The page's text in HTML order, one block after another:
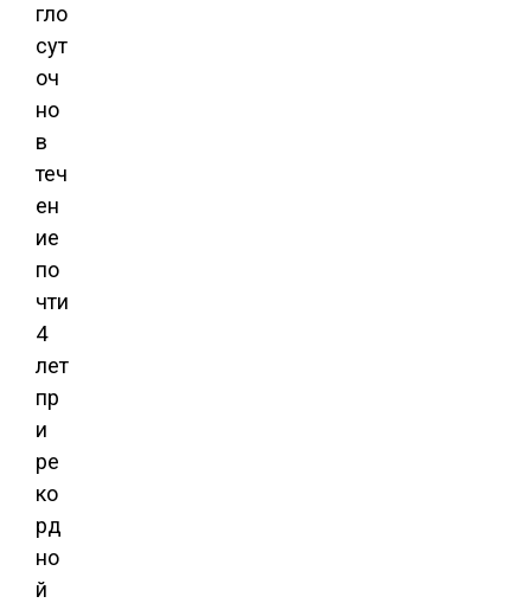
гло
сут
оч
но
в
теч
ен
ие
по
чти
4
лет
пр
и
ре
ко
рд
но
й